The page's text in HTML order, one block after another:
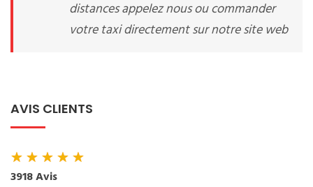
distances appelez nous ou commander
votre taxi directement sur notre site web
AVIS CLIENTS
★★★★★
3918 Avis